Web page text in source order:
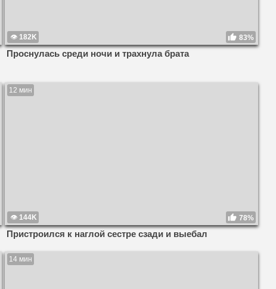
182K 83%
Проснулась среди ночи и трахнула брата
12 мин
144K 78%
Пристроился к наглой сестре сзади и выебал
14 мин